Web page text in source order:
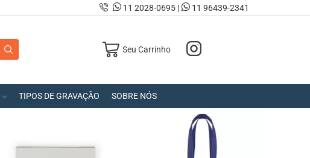
11 2028-0695 | 11 96439-2341
Seu Carrinho
TIPOS DE GRAVAÇÃO SOBRE NÓS